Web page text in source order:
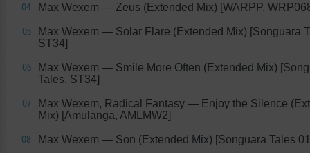
04 Max Wexem — Zeus (Extended Mix) [WARPP,
05
Max Wexem — Solar Flare (Extended Mix) [Songuara
ST34]
06
Max Wexem — Smile More Often (Extended Mix)
Tales, ST34]
07
Max Wexem, Radical Fantasy — Enjoy the Silence
Mix) [Amulanga, AMLMW2]
08 Max Wexem — Son (Extended Mix) [Songuara Tales